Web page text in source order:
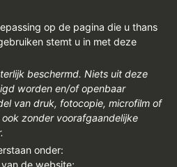
op de pagina die u thans
stemt u in met deze
beschermd. Niets uit deze
worden en/of openbaar
van druk, fotocopie, microfilm of
zonder voorafgaandelijke
onder:
de website;